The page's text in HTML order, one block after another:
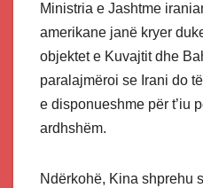
Ministria e Jashtme
amerikane janë kryer
objektet e Kuvajtit dhe
paralajmëroi se Irani do
e disponueshme për t’iu
ardhshëm.
Ndërkohë, Kina shprehu